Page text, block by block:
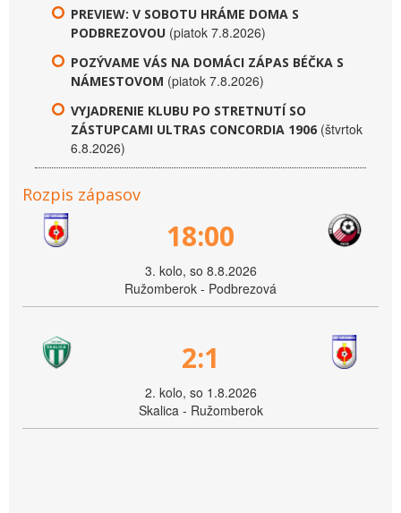
PREVIEW: V SOBOTU HRÁME DOMA S
PODBREZOVOU (piatok 7.8.2026)
POZÝVAME VÁS NA DOMÁCI ZÁPAS BÉČKA S
NÁMESTOVOM (piatok 7.8.2026)
VYJADRENIE KLUBU PO STRETNUTÍ SO
ZÁSTUPCAMI ULTRAS CONCORDIA 1906 (štvrtok
6.8.2026)
Rozpis zápasov
18:00
3. kolo, so 8.8.2026
Ružomberok - Podbrezová
2:1
2. kolo, so 1.8.2026
Skalica - Ružomberok